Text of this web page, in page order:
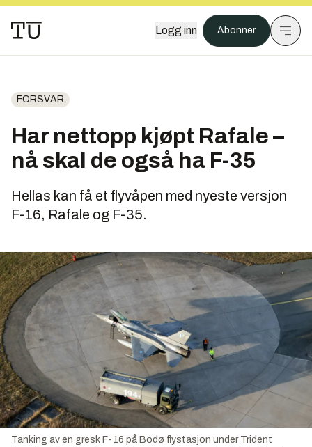
Logg inn Abonner
FORSVAR
Har nettopp kjøpt Rafale –
nå skal de også ha F-35
Hellas kan få et flyvåpen med nyeste versjon
F-16, Rafale og F-35.
Tanking av en gresk F-16 på Bodø flystasjon under Trident